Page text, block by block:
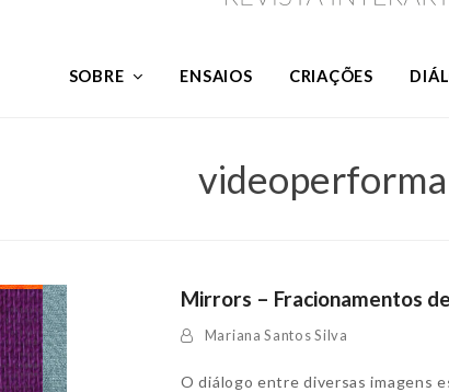
SOBRE ENSAIOS CRIAÇÕES
Mirrors – Fracionamentos
Mariana Santos Silva
O diálogo entre diversas imagens